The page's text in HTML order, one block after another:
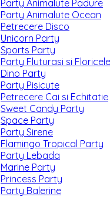
Party Animalute Padure
Party Animalute Ocean
Petrecere Disco
Unicorn Party
Sports Party
Party Fluturasi si Floricele
Dino Party
Party Pisicute
Petrecere Cai si Echitatie
Sweet Candy Party
Space Party
Party Sirene
Flamingo Tropical Party
Party Lebada
Marine Party
Princess Party
Party Balerine